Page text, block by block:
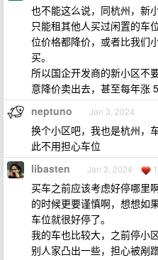
也不能这么说，同杭州，新
只能租其他人买过闲置的车
位价格都降价，或者比我们
买。
所以国企开发商的新小区不
意降价卖出去，甚至每年涨
neptuno Jan 3, 2024
换个小区吧，我也是杭州，
此不用担心车位
libasten Jan 3, 2024 1
买车之前应该考虑好停哪里
的时候更要谨慎啊，想想如
车位就很好停了。
我的车也比较大，之前停小
别人家凸出一些，担心被剐